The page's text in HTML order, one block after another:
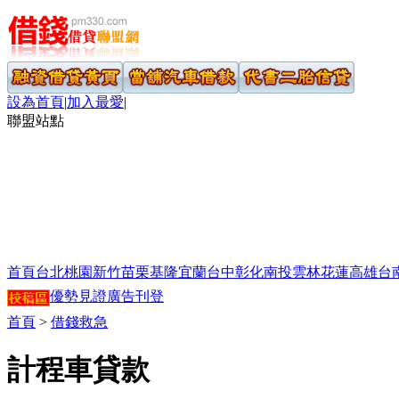
設為首頁|加入最愛|
聯盟站點
首頁台北桃園 新竹苗栗基隆宜蘭台中彰化南投雲林花蓮高雄台
優勢見證廣告刊登
首頁 > 借錢救急
計程車貸款